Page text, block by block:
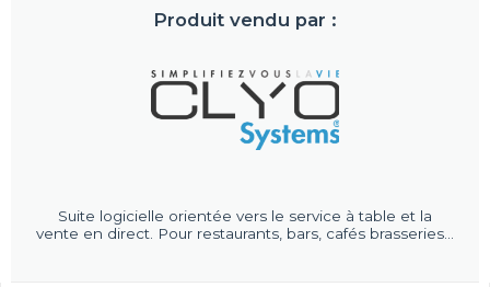
Produit vendu par :
Suite logicielle orientée vers le service à table et la
vente en direct. Pour restaurants, bars, cafés brasseries...